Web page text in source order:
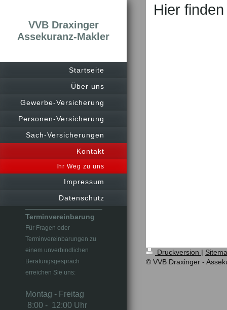
VVB Draxinger
Assekuranz-Makler
Startseite
Über uns
Gewerbe-Versicherung
Personen-Versicherung
Sach-Versicherungen
Kontakt
Ihr Weg zu uns
Impressum
Datenschutz
Terminvereinbarung
Für Fragen oder
Terminvereinbarungen zu
einem unverbindlichen
Beratungsgespräch
erreichen Sie uns:
Montag - Freitag
8:00 - 12:00 Uhr
Hier
Druckversion |
© VVB Draxinger -